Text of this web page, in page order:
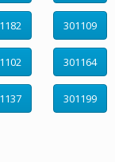
301109
301164
301199